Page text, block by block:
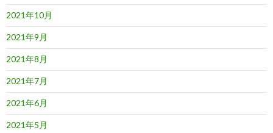
2021年10月
2021年9月
2021年8月
2021年7月
2021年6月
2021年5月